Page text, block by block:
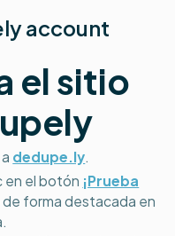
account
el sitio
dedupe.ly
en el botón ¡Prueba
de forma destacada en